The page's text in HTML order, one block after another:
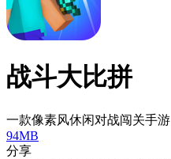
战斗大比拼
一款像素风休闲对战闯关手游
94MB
分享